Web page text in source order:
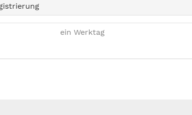
ein Werktag